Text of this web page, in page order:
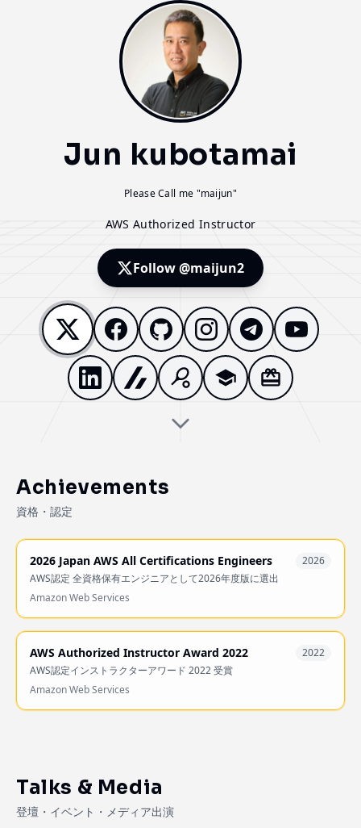
Jun kubotamai
Please Call me "maijun"
AWS Authorized Instructor
Follow @maijun2
Achievements
資格・認定
2026 Japan AWS All Certifications Engineers
2026
AWS認定 全資格保有エンジニアとして2026年度版に選出
Amazon Web Services
AWS Authorized Instructor Award 2022
2022
AWS認定インストラクターアワード 2022 受賞
Amazon Web Services
Talks & Media
登壇・イベント・メディア出演